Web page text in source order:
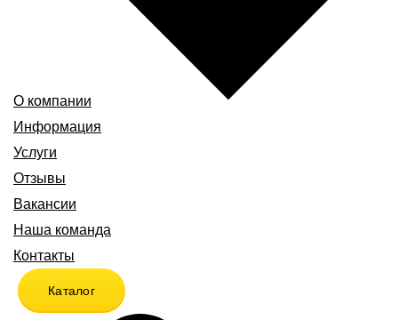
О компании
Информация
Услуги
Отзывы
Вакансии
Наша команда
Контакты
Каталог